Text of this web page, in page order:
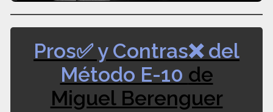
Pros✅ y Contras❌ del
Método E-10 de
Miguel Berenguer